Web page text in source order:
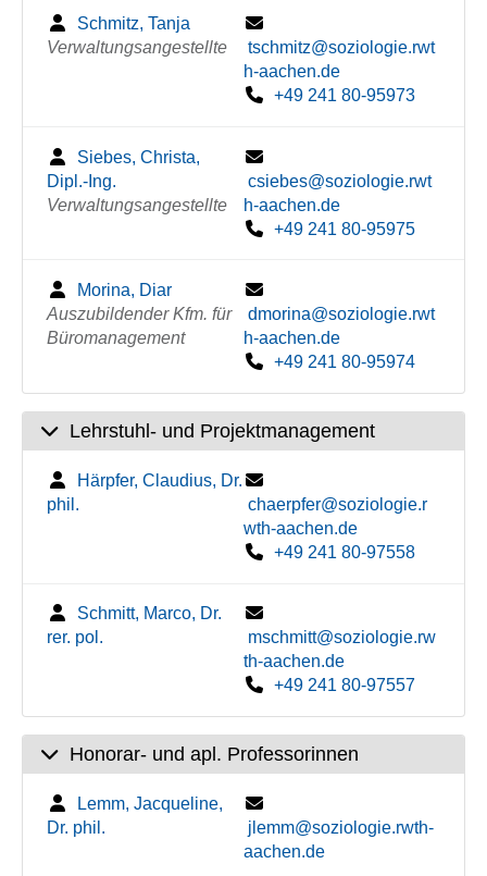
Schmitz, Tanja
Verwaltungsangestellte
tschmitz@soziologie.rwt
h-aachen.de
+49 241 80-95973
Siebes, Christa,
Dipl.-Ing.
Verwaltungsangestellte
csiebes@soziologie.rwt
h-aachen.de
+49 241 80-95975
Morina, Diar
Auszubildender Kfm. für
Büromanagement
dmorina@soziologie.rwt
h-aachen.de
+49 241 80-95974
Lehrstuhl- und Projektmanagement
Härpfer, Claudius, Dr.
phil.
chaerpfer@soziologie.r
wth-aachen.de
+49 241 80-97558
Schmitt, Marco, Dr.
rer. pol.
mschmitt@soziologie.rw
th-aachen.de
+49 241 80-97557
Honorar- und apl. Professorinnen
Lemm, Jacqueline,
Dr. phil.
jlemm@soziologie.rwth-
aachen.de